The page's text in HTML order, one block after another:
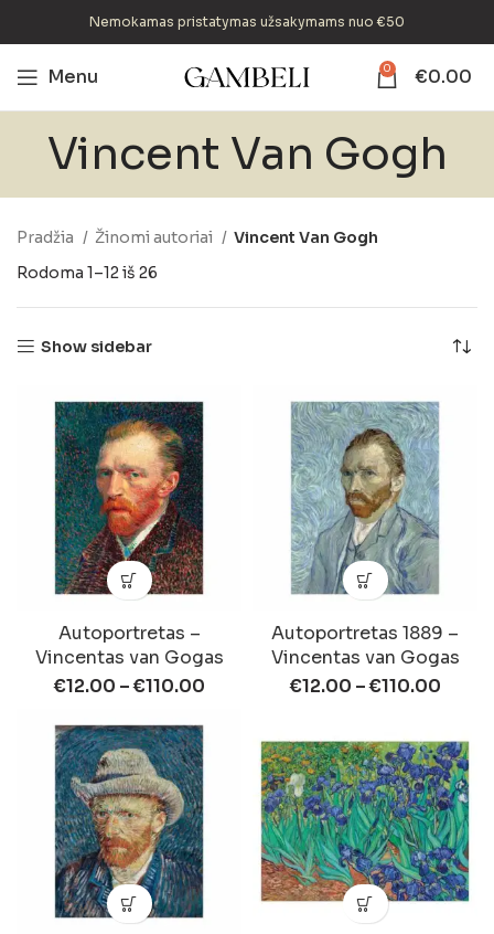
Nemokamas pristatymas užsakymams nuo €50
Menu 0 €0.00
Vincent Van Gogh
Pradžia Žinomi autoriai
Vincent Van Gogh
Rodoma 1–12 iš 26
Show sidebar
Autoportretas –
Vincentas van Gogas
€12.00 –€110.00
Autoportretas 1889 –
Vincentas van Gogas
€12.00 –€110.00